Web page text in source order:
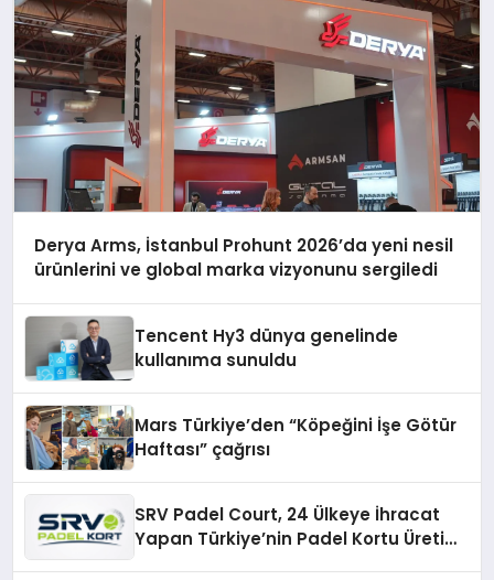
Derya Arms, İstanbul Prohunt 2026’da yeni nesil
ürünlerini ve global marka vizyonunu sergiledi
Tencent Hy3 dünya genelinde
kullanıma sunuldu
Mars Türkiye’den “Köpeğini İşe Götür
Haftası” çağrısı
SRV Padel Court, 24 Ülkeye İhracat
Yapan Türkiye’nin Padel Kortu Üretim